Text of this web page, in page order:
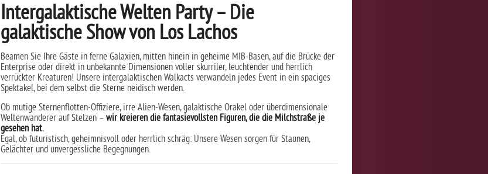
Intergalaktische Welten Party – Die
galaktische Show von Los Lachos
Beamen Sie Ihre Gäste in ferne Galaxien, mitten hinein in geheime MIB-Basen, auf die Brücke der
Enterprise oder direkt in unbekannte Dimensionen voller skurriler, leuchtender und herrlich
verrückter Kreaturen! Unsere intergalaktischen Walkacts verwandeln jedes Event in ein spaciges
Spektakel, bei dem selbst die Sterne neidisch werden.
Ob mutige Sternenflotten-Offiziere, irre Alien-Wesen, galaktische Orakel oder überdimensionale
Weltenwanderer auf Stelzen – wir kreieren die fantasievollsten Figuren, die die Milchstraße je
gesehen hat.
Egal, ob futuristisch, geheimnisvoll oder herrlich schräg: Unsere Wesen sorgen für Staunen,
Gelächter und unvergessliche Begegnungen.